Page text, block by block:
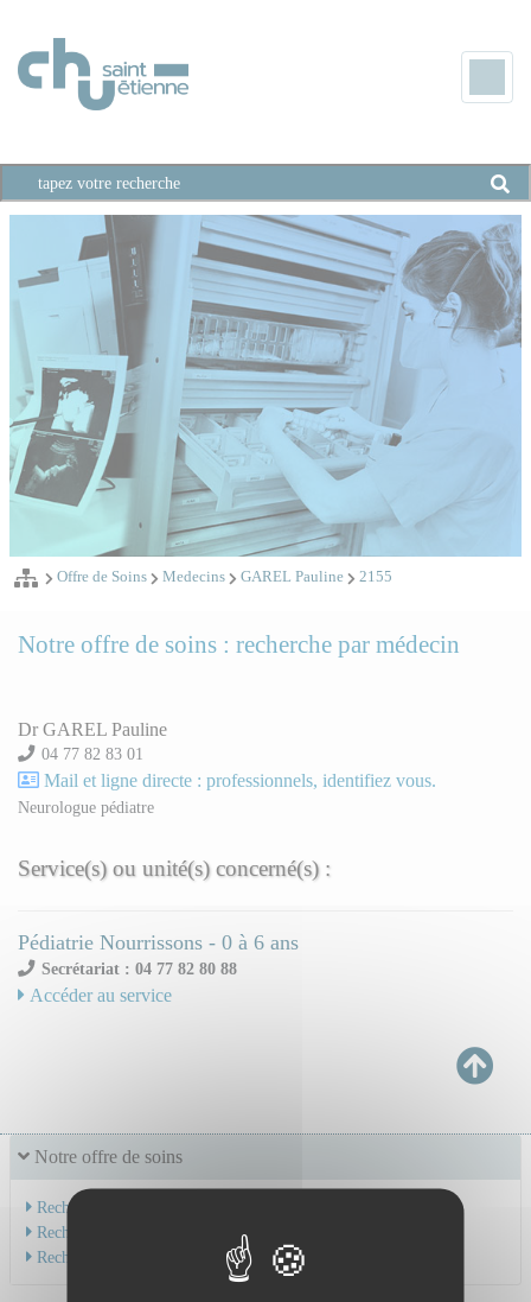
Offre de Soins Medecins GAREL Pauline 2155
Notre offre de soins
Recherche par service
Recherche par spécialité
Recherche par médecin
Notre offre de soins : recherche par médecin
Dr GAREL Pauline
04 77 82 83 01
Mail et ligne directe : professionnels, identifiez vous.
Neurologue pédiatre
Service(s) ou unité(s) concerné(s) :
Pédiatrie Nourrissons - 0 à 6 ans
Secrétariat : 04 77 82 80 88
Accéder au service